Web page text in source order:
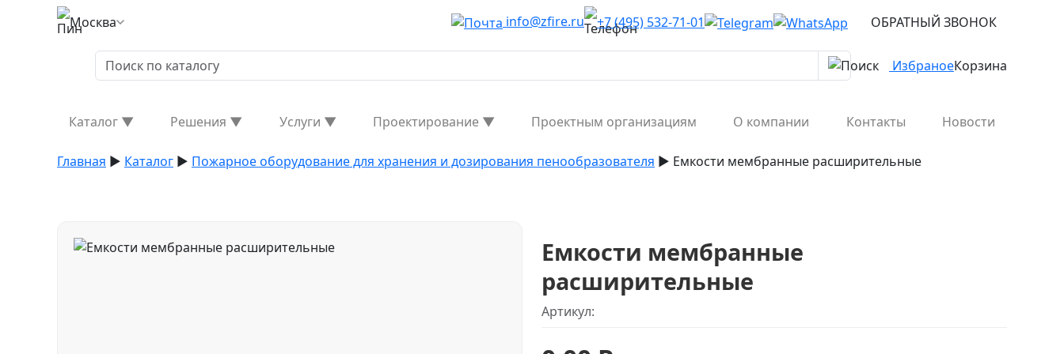
Москва info@zfire.ru +7 (495) 532-71-01 ОБРАТНЫЙ ЗВОНОК
ИзбраноеКорзина
Каталог ▼ Решения ▼ Услуги ▼ Проектирование ▼ Проектным организациям О компании Контакты Новости
Главная ▶︎ Каталог ▶︎ Пожарное оборудование для хранения и дозирования пенообразователя ▶︎ Емкости мембранные расширительные
Емкости мембранные
расширительные
Артикул: